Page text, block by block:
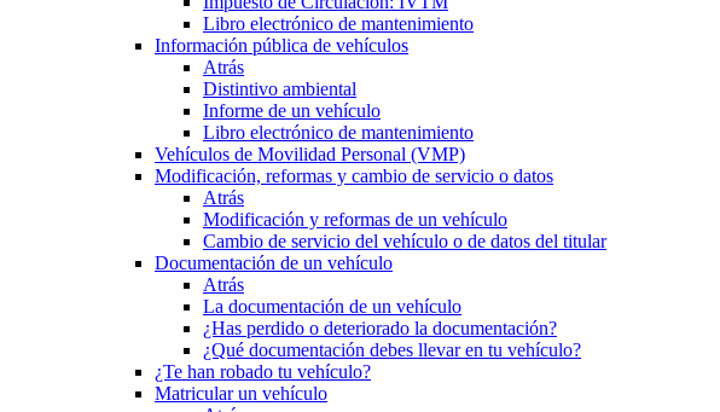
Libro electrónico de mantenimiento
Información pública de vehículos
Atrás
Distintivo ambiental
Informe de un vehículo
Libro electrónico de mantenimiento
Vehículos de Movilidad Personal (VMP)
Modificación, reformas y cambio de servicio o datos
Atrás
Modificación y reformas de un vehículo
Cambio de servicio del vehículo o de datos del titular
Documentación de un vehículo
Atrás
La documentación de un vehículo
¿Has perdido o deteriorado la documentación?
¿Qué documentación debes llevar en tu vehículo?
¿Te han robado tu vehículo?
Matricular un vehículo